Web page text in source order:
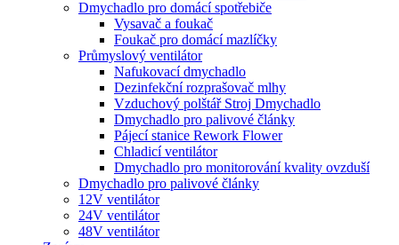
Dmychadlo pro domácí spotřebiče
Vysavač a foukač
Foukač pro domácí mazlíčky
Průmyslový ventilátor
Nafukovací dmychadlo
Dezinfekční rozprašovač mlhy
Vzduchový polštář Stroj Dmychadlo
Dmychadlo pro palivové články
Pájecí stanice Rework Flower
Chladicí ventilátor
Dmychadlo pro monitorování kvality ovzduší
Dmychadlo pro palivové články
12V ventilátor
24V ventilátor
48V ventilátor